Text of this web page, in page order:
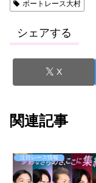
ボートレース大村
シェアする
X
関連記事
注目レース情報